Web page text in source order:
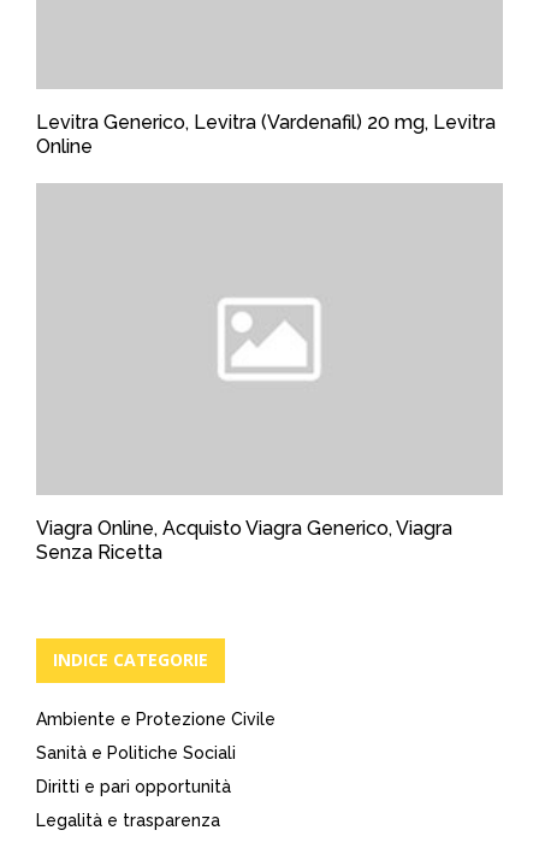
Levitra Generico, Levitra (Vardenafil) 20 mg, Levitra
Online
Viagra Online, Acquisto Viagra Generico, Viagra
Senza Ricetta
INDICE CATEGORIE
Ambiente e Protezione Civile
Sanità e Politiche Sociali
Diritti e pari opportunità
Legalità e trasparenza